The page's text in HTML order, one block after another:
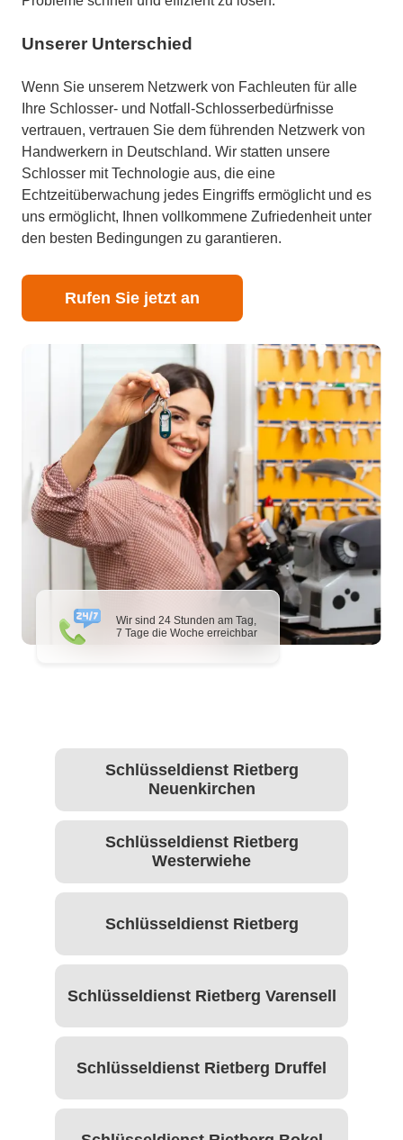
Wir sind 24 Stunden am Tag,
7 Tage die Woche erreichbar
Unserer Unterschied
Wenn Sie unserem Netzwerk von Fachleuten für alle
Ihre Schlosser- und Notfall-Schlosserbedürfnisse
vertrauen, vertrauen Sie dem führenden Netzwerk von
Handwerkern in Deutschland. Wir statten unsere
Schlosser mit Technologie aus, die eine
Echtzeitüberwachung jedes Eingriffs ermöglicht und es
uns ermöglicht, Ihnen vollkommene Zufriedenheit unter
den besten Bedingungen zu garantieren.
Rufen Sie jetzt an
Schlüsseldienst Rietberg
Neuenkirchen
Schlüsseldienst Rietberg
Westerwiehe
Schlüsseldienst Rietberg
Schlüsseldienst Rietberg Varensell
Schlüsseldienst Rietberg Druffel